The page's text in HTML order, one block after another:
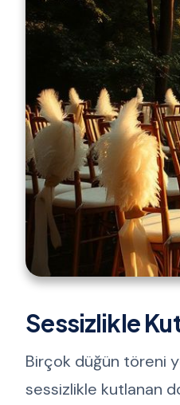
Sessizlikle
Birçok düğün töreni
sessizlikle kutlanan